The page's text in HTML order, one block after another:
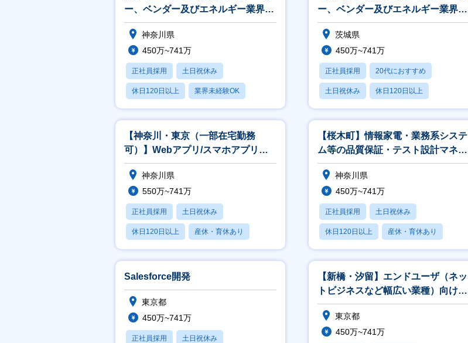
ー、ベンダー及びエネルギー業界、
官公庁向け】
神奈川県
450万~741万
正社員採用 土日祝休み
休日120日以上 業界未経験OK
産休・育休あり
ー、ベンダー及びエネルギー業界、
官公庁向けの営業
茨城県
450万~741万
正社員採用 20代におすすめ
土日祝休み 休日120日以上
産休・育休あり
【神奈川・東京（一部在宅勤務
可）】Webアプリ/スマホアプリ開
発エンジニア
神奈川県
550万~741万
正社員採用 土日祝休み
休日120日以上 産休・育休あり
月残業20時間以内
【桜木町】情報家電・業務系システ
ム等の品質保証・テスト設計マネー
ジャ／アナリスト
神奈川県
450万~741万
正社員採用 土日祝休み
休日120日以上 産休・育休あり
月残業20時間以内
Salesforce開発
東京都
450万~741万
正社員採用 土日祝休み
【新橋・汐留】エンドユーザ（ネッ
トビジネスなど幅広い業種）向けア
カウント営業
東京都
450万~741万